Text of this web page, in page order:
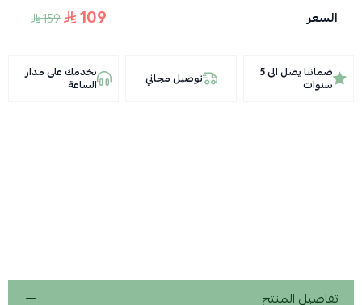
السعر 109
159
ضماننا يصل الى 5
سنوات توصيل مجاني نخدمك على مدار
الساعة
تفاصيل المنتج